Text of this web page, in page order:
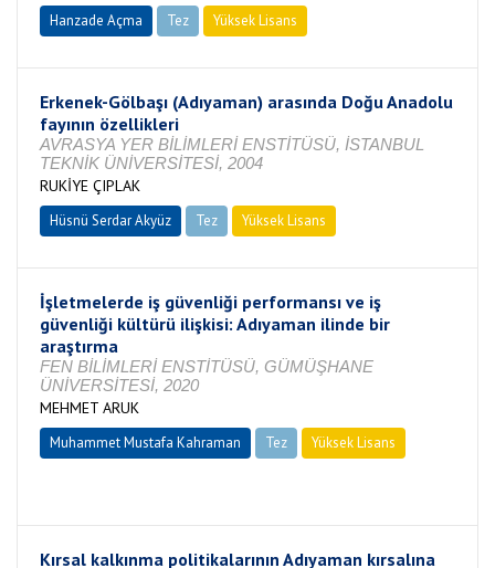
Hanzade Açma Tez Yüksek Lisans
Erkenek-Gölbaşı (Adıyaman) arasında Doğu Anadolu
fayının özellikleri
AVRASYA YER BİLİMLERİ ENSTİTÜSÜ, İSTANBUL
TEKNİK ÜNİVERSİTESİ, 2004
RUKİYE ÇIPLAK
Hüsnü Serdar Akyüz Tez Yüksek Lisans
İşletmelerde iş güvenliği performansı ve iş
güvenliği kültürü ilişkisi: Adıyaman ilinde bir
araştırma
FEN BİLİMLERİ ENSTİTÜSÜ, GÜMÜŞHANE
ÜNİVERSİTESİ, 2020
MEHMET ARUK
Muhammet Mustafa Kahraman Tez
Yüksek Lisans
Kırsal kalkınma politikalarının Adıyaman kırsalına